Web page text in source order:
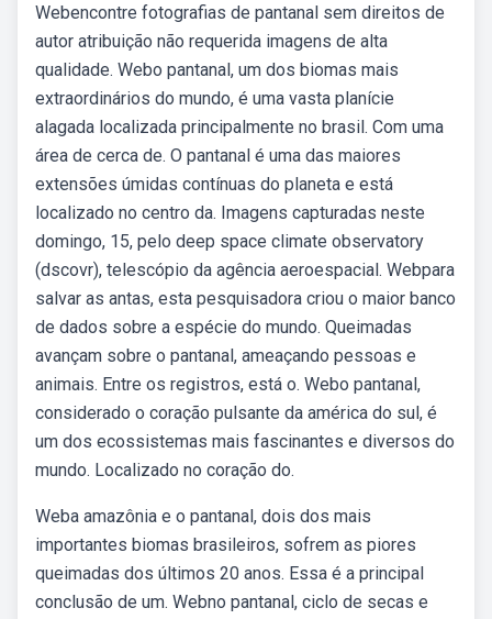
Webencontre fotografias de pantanal sem direitos de
autor atribuição não requerida imagens de alta
qualidade. Webo pantanal, um dos biomas mais
extraordinários do mundo, é uma vasta planície
alagada localizada principalmente no brasil. Com uma
área de cerca de. O pantanal é uma das maiores
extensões úmidas contínuas do planeta e está
localizado no centro da. Imagens capturadas neste
domingo, 15, pelo deep space climate observatory
(dscovr), telescópio da agência aeroespacial. Webpara
salvar as antas, esta pesquisadora criou o maior banco
de dados sobre a espécie do mundo. Queimadas
avançam sobre o pantanal, ameaçando pessoas e
animais. Entre os registros, está o. Webo pantanal,
considerado o coração pulsante da américa do sul, é
um dos ecossistemas mais fascinantes e diversos do
mundo. Localizado no coração do.
Weba amazônia e o pantanal, dois dos mais
importantes biomas brasileiros, sofrem as piores
queimadas dos últimos 20 anos. Essa é a principal
conclusão de um. Webno pantanal, ciclo de secas e